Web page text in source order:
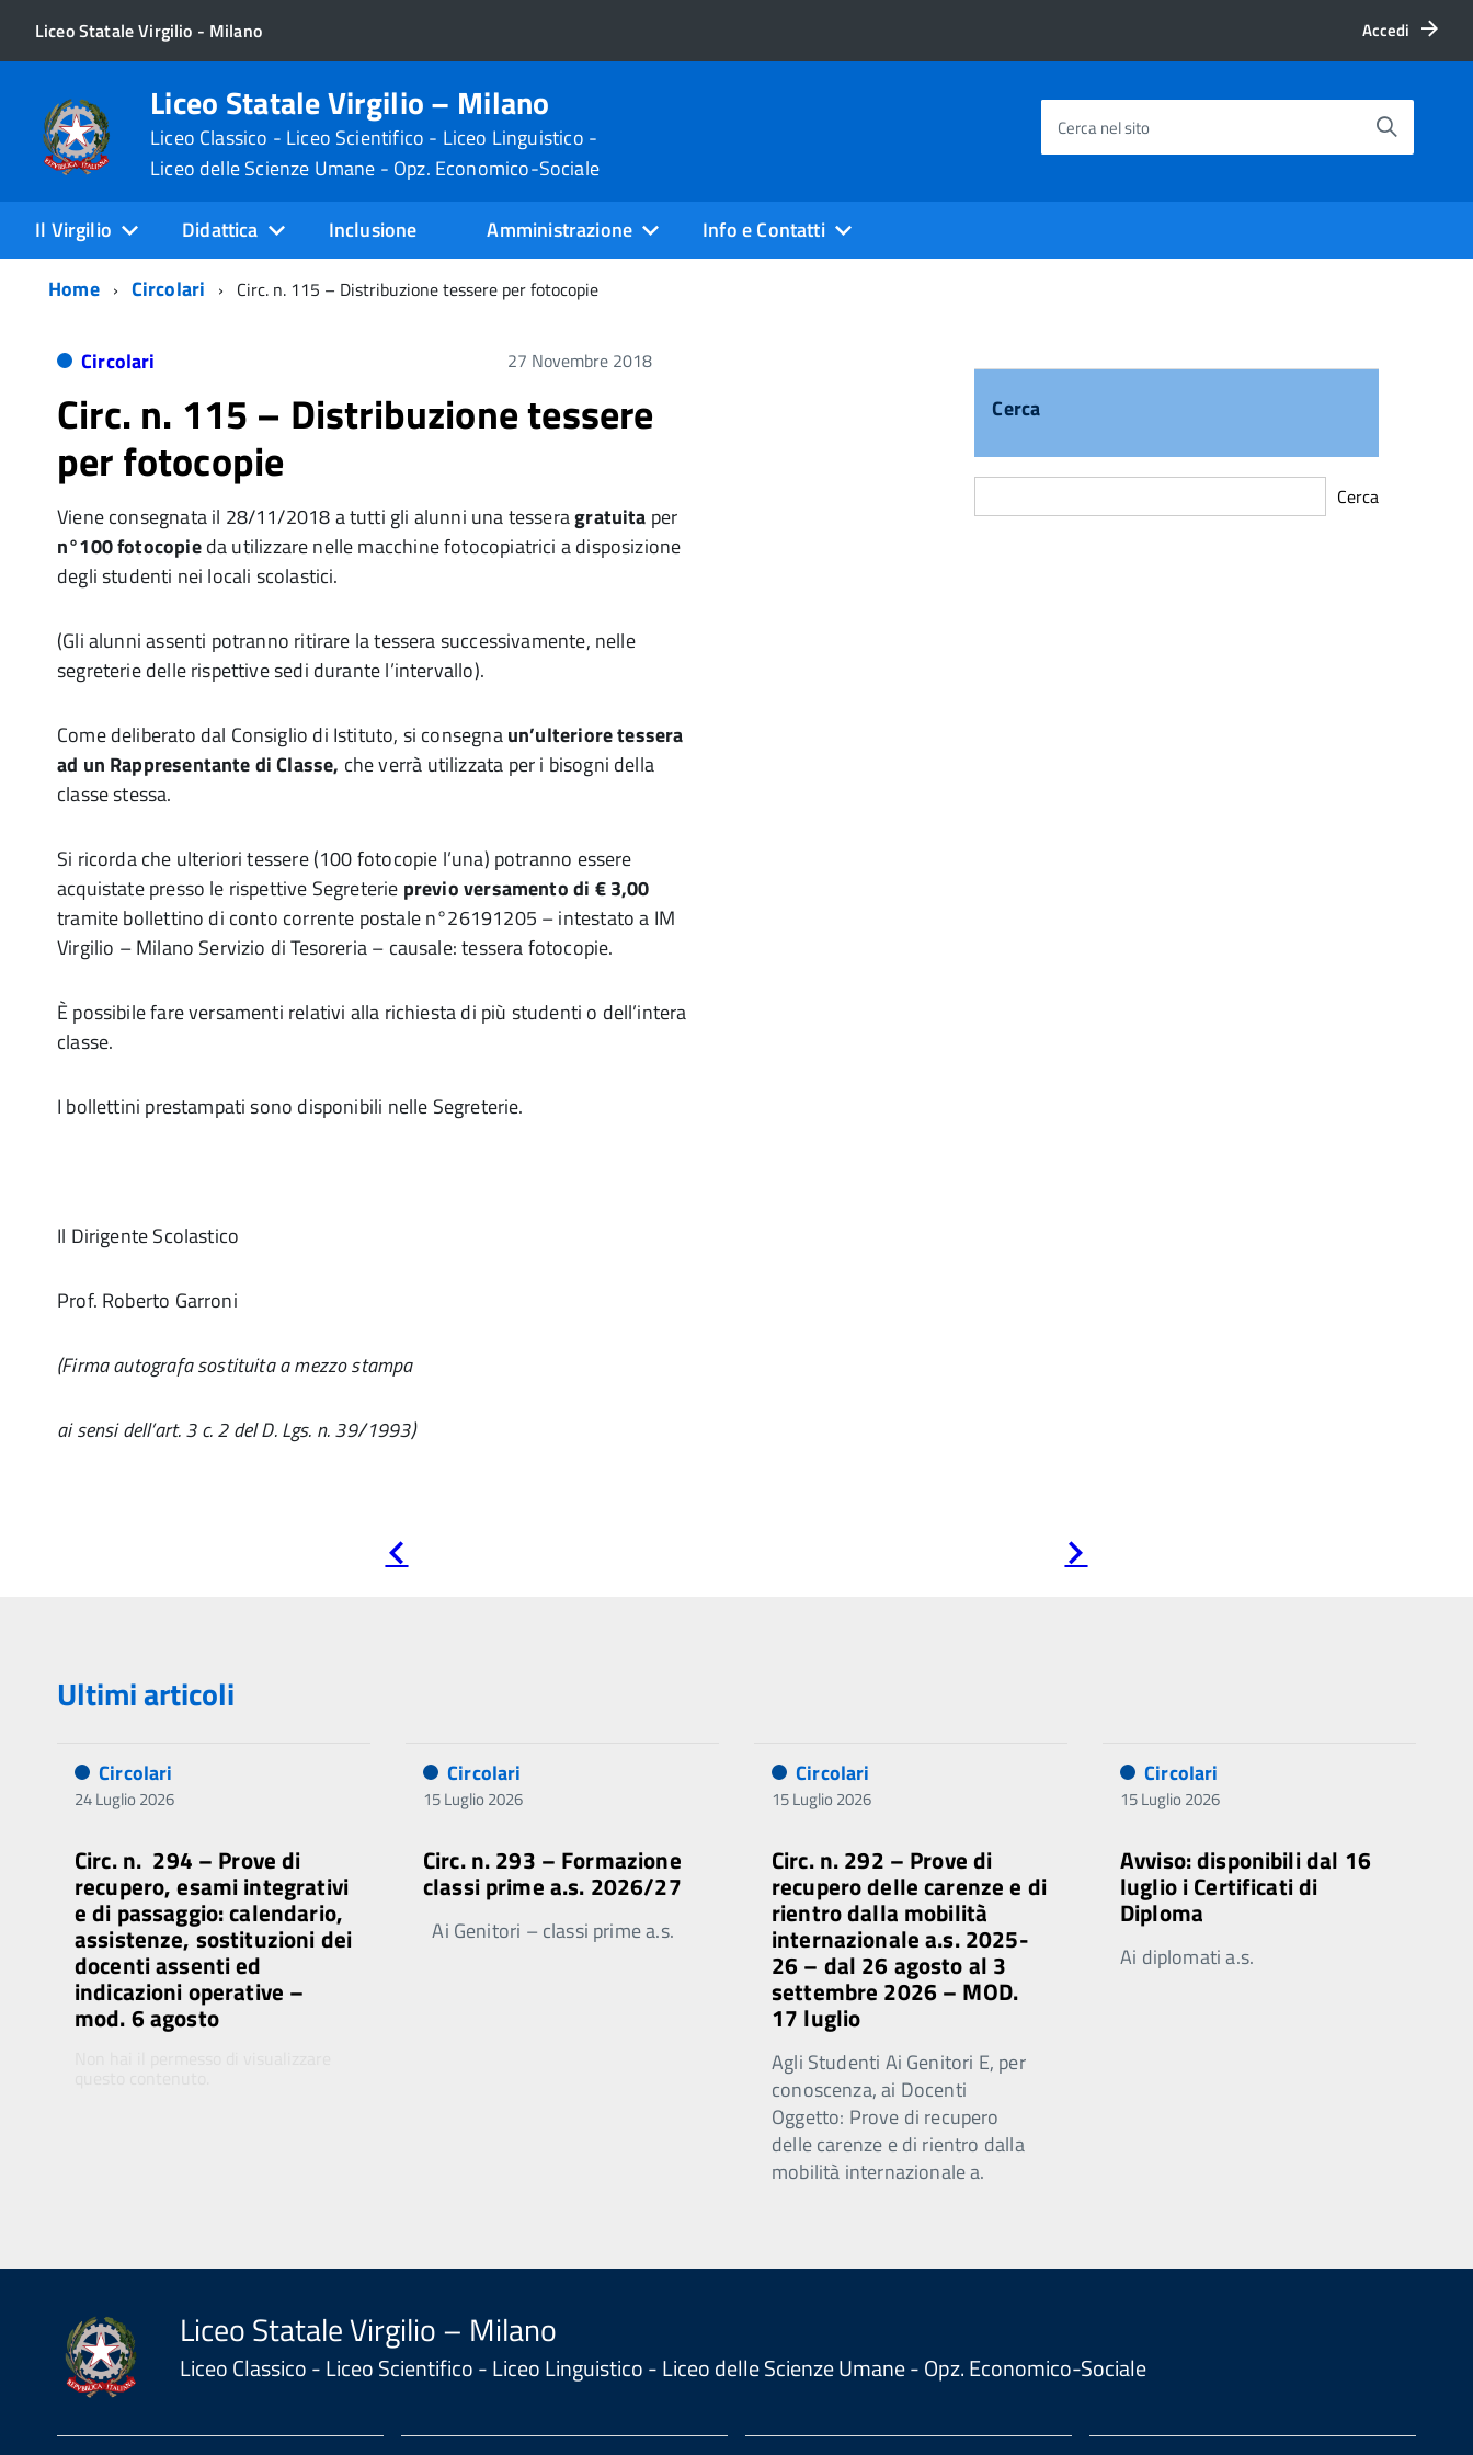
Liceo Statale Virgilio - Milano Accedi
Liceo Statale Virgilio – Milano
Liceo Classico - Liceo Scientifico - Liceo Linguistico -
Liceo delle Scienze Umane - Opz. Economico-Sociale
Cerca nel sito
Il Virgilio Didattica Inclusione Amministrazione
Info e Contatti
Home
Circolari Circ. n. 115 – Distribuzione tessere per fotocopie
Circolari 27 Novembre 2018
Circ. n. 115 – Distribuzione tessere
per fotocopie
Viene consegnata il 28/11/2018 a tutti gli alunni una tesseragratuita per
n°100 fotocopieda utilizzare nelle macchine fotocopiatrici a disposizione
degli studenti nei locali scolastici.
(Gli alunni assenti potranno ritirare la tessera successivamente, nelle
segreterie delle rispettive sedi durante l’intervallo).
Come deliberato dal Consiglio di Istituto, si consegnaun’ulteriore tessera
ad un Rappresentante di Classe, che verrà utilizzata per i bisogni della
classe stessa.
Si ricorda che ulteriori tessere (100 fotocopie l’una) potranno essere
acquistate presso le rispettive Segreterie previo versamento di € 3,00
tramite bollettino di conto corrente postale n°26191205 – intestato a IM
Virgilio – Milano Servizio di Tesoreria – causale: tessera fotocopie.
È possibile fare versamenti relativi alla richiesta di più studenti o dell’intera
classe.
I bollettini prestampati sono disponibili nelle Segreterie.
Il Dirigente Scolastico
Prof. Roberto Garroni
(Firma autografa sostituita a mezzo stampa
ai sensi dell’art. 3 c. 2 del D. Lgs. n. 39/1993)
Cerca
Cerca
precedente successiva
Ultimi articoli
Circolari
24 Luglio 2026
Circ. n. 294 – Prove di
recupero, esami integrativi
e di passaggio: calendario,
assistenze, sostituzioni dei
docenti assenti ed
indicazioni operative –
mod. 6 agosto
Circolari
15 Luglio 2026
Circ. n. 293 – Formazione
classi prime a.s. 2026/27
Ai Genitori – classi prime a.s.
Circolari
15 Luglio 2026
Circ. n. 292 – Prove di
recupero delle carenze e di
rientro dalla mobilità
internazionale a.s. 2025-
26 – dal 26 agosto al 3
settembre 2026 – MOD.
17 luglio
Agli Studenti Ai Genitori E, per
conoscenza, ai Docenti
Oggetto: Prove di recupero
delle carenze e di rientro dalla
mobilità internazionale a.
Circolari
15 Luglio 2026
Avviso: disponibili dal 16
luglio i Certificati di
Diploma
Ai diplomati a.s.
Liceo Statale Virgilio – Milano
Liceo Classico - Liceo Scientifico - Liceo Linguistico - Liceo delle Scienze Umane - Opz. Economico-Sociale